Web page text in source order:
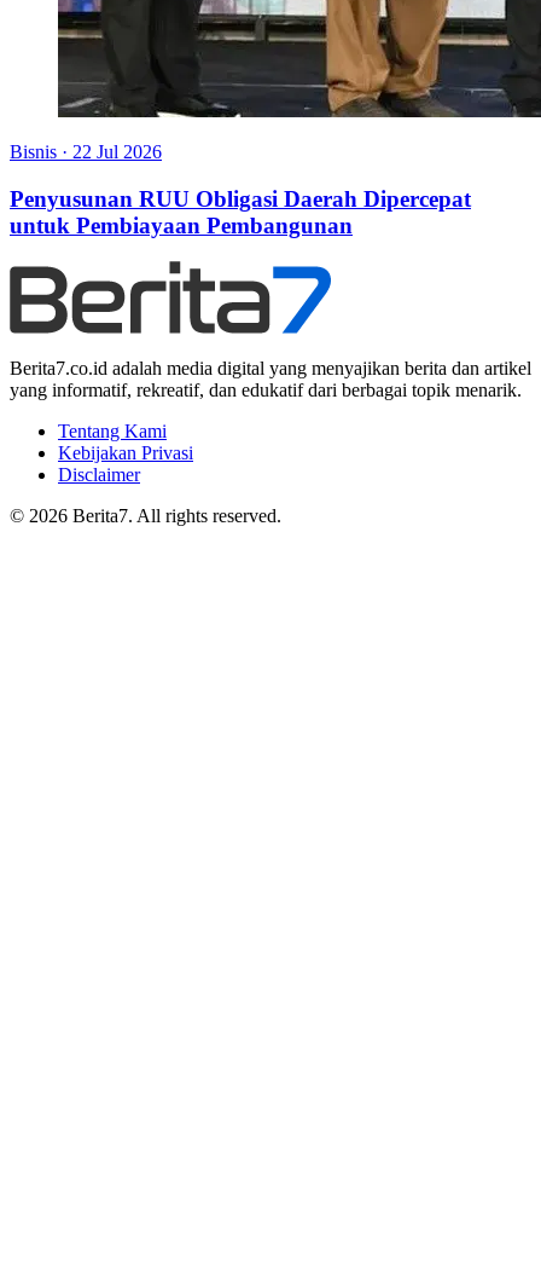
Bisnis · 22 Jul 2026
Penyusunan RUU Obligasi Daerah Dipercepat
untuk Pembiayaan Pembangunan
Berita7.co.id adalah media digital yang menyajikan berita dan artikel
yang informatif, rekreatif, dan edukatif dari berbagai topik menarik.
Tentang Kami
Kebijakan Privasi
Disclaimer
© 2026 Berita7. All rights reserved.